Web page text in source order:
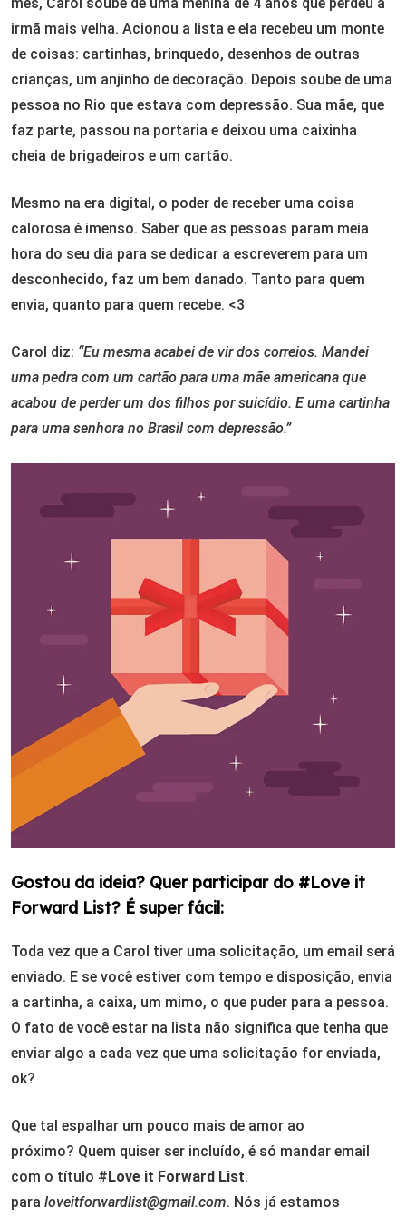
irmã mais velha. Acionou a lista e ela recebeu um monte
de coisas: cartinhas, brinquedo, desenhos de outras
crianças, um anjinho de decoração. Depois soube de uma
pessoa no Rio que estava com depressão. Sua mãe, que
faz parte, passou na portaria e deixou uma caixinha
cheia de brigadeiros e um cartão.
Mesmo na era digital, o poder de receber uma coisa
calorosa é imenso. Saber que as pessoas param meia
hora do seu dia para se dedicar a escreverem para um
desconhecido, faz um bem danado. Tanto para quem
envia, quanto para quem recebe. <3
Carol diz: “Eu mesma acabei de vir dos correios. Mandei
uma pedra com um cartão para uma mãe americana que
acabou de perder um dos filhos por suicídio. E uma cartinha
para uma senhora no Brasil com depressão.”
Gostou da ideia? Quer participar do #Love it
Forward List? É super fácil:
Toda vez que a Carol tiver uma solicitação, um email será
enviado. E se você estiver com tempo e disposição, envia
a cartinha, a caixa, um mimo, o que puder para a pessoa.
O fato de você estar na lista não significa que tenha que
enviar algo a cada vez que uma solicitação for enviada,
ok?
Que tal espalhar um pouco mais de amor ao
próximo? Quem quiser ser incluído, é só mandar email
com o título #Love it Forward List.
para loveitforwardlist@gmail.com. Nós já estamos